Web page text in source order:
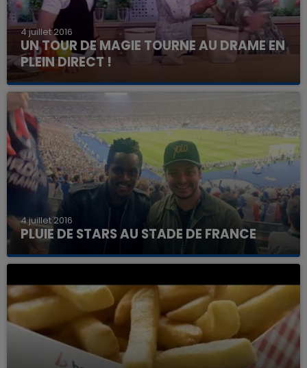
4 juillet 2016
UN TOUR DE MAGIE TOURNE AU DRAME EN
PLEIN DIRECT !
4 juillet 2016
PLUIE DE STARS AU STADE DE FRANCE